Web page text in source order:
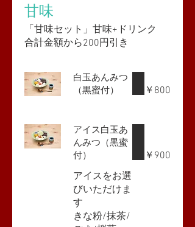
甘味
「甘味セット」甘味+ドリンク
合計金額から200円引き
白玉あんみつ
（黒蜜付）
￥800
アイス白玉あ
んみつ（黒蜜
付）
アイスをお選
びいただけま
す
きな粉/抹茶/
￥900